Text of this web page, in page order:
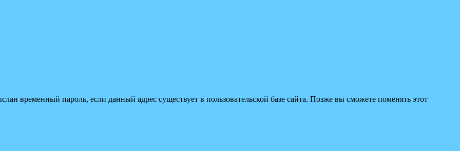
временный пароль, если данный адрес существует в пользовательской базе сайта. Позже вы сможете поменять этот